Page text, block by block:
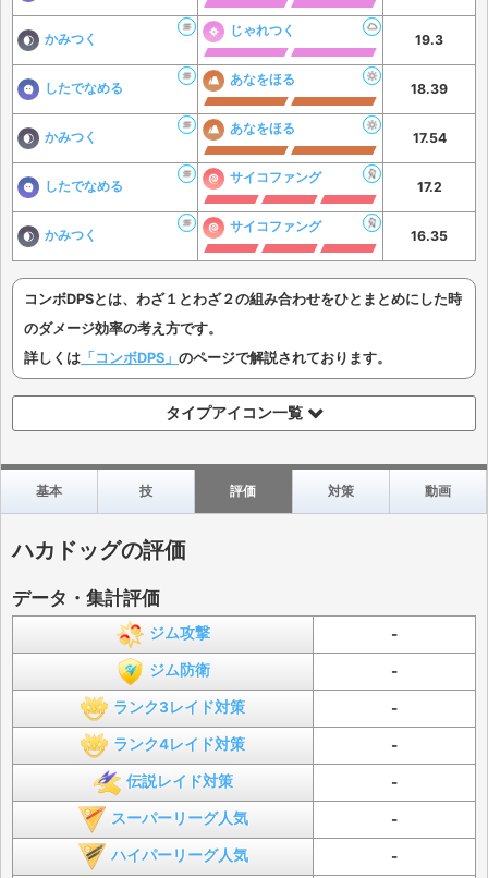
かみつく
じゃれつく
19.3
したでなめる
あなをほる
18.39
かみつく
あなをほる
17.54
したでなめる
サイコファング
17.2
かみつく
サイコファング
16.35
コンボDPSとは、わざ１とわざ２の組み合わせをひとまとめにした時
のダメージ効率の考え方です。
詳しくは 「コンボDPS」 のページで解説されております。
タイプアイコン一覧
基本 技 評価 対策 動画
ハカドッグの評価
データ・集計評価
ジム攻撃 -
ジム防衛 -
ランク3レイド対策 -
ランク4レイド対策 -
伝説レイド対策 -
スーパーリーグ人気 -
ハイパーリーグ人気 -